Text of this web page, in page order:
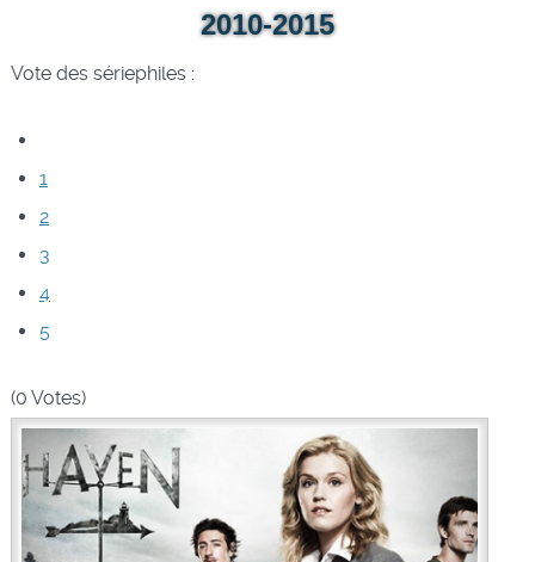
2010-2015
Vote des sériephiles :
1
2
3
4
5
(0 Votes)